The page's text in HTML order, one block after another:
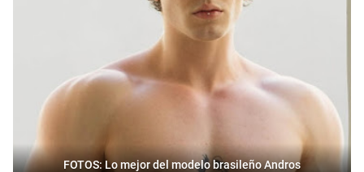
FOTOS: Lo mejor del modelo brasileño Andros